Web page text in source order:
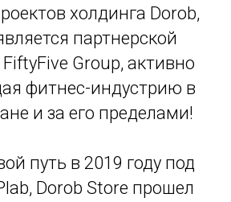
холдинга Dorob,
партнерской
Group, активно
фитнес-индустрию в
и за его пределами!
путь в 2019 году под
Dorob Store прошел